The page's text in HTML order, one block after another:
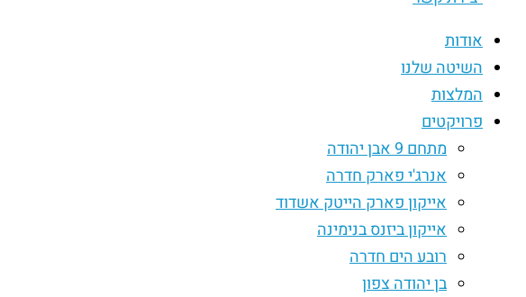
אודות
השיטה שלנו
המלצות
פרויקטים
מתחם 9 אבן יהודה
אנרג'י פארק חדרה
אייקון פארק הייטק אשדוד
אייקון ביזנס בנימינה
רובע הים חדרה
בן יהודה צפון